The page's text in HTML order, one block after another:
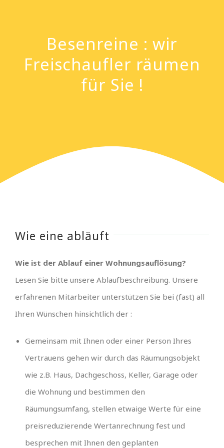
Besenreine : wir
Freischaufler räumen
für Sie !
Wie eine abläuft
Wie ist der Ablauf einer Wohnungsauflösung?
Lesen Sie bitte unsere Ablaufbeschreibung. Unsere
erfahrenen Mitarbeiter unterstützen Sie bei (fast) all
Ihren Wünschen hinsichtlich der :
Gemeinsam mit Ihnen oder einer Person Ihres
Vertrauens gehen wir durch das Räumungsobjekt
wie z.B. Haus, Dachgeschoss, Keller, Garage oder
die Wohnung und bestimmen den
Räumungsumfang, stellen etwaige Werte für eine
preisreduzierende Wertanrechnung fest und
besprechen mit Ihnen den geplanten